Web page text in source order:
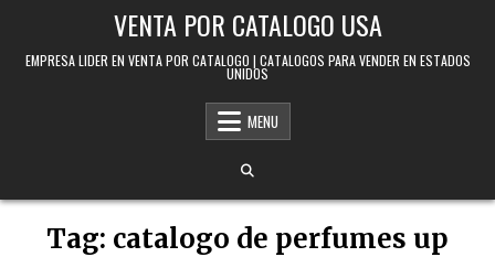
VENTA POR CATALOGO USA
EMPRESA LIDER EN VENTA POR CATALOGO | CATALOGOS PARA VENDER EN ESTADOS
UNIDOS
MENU
Tag: catalogo de perfumes up